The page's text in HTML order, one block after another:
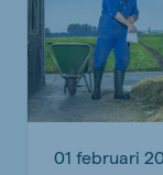
01 februari